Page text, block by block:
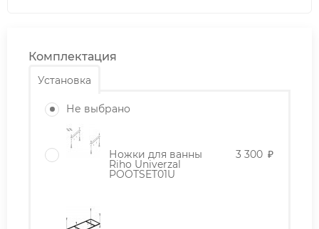
Комплектация
Установка
Не выбрано
Ножки для ванны
Riho Univerzal
POOTSET01U
3 300 ₽